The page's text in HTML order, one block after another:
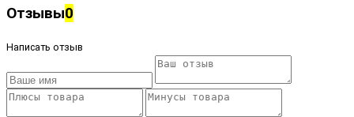
Отзывы0
Написать отзыв